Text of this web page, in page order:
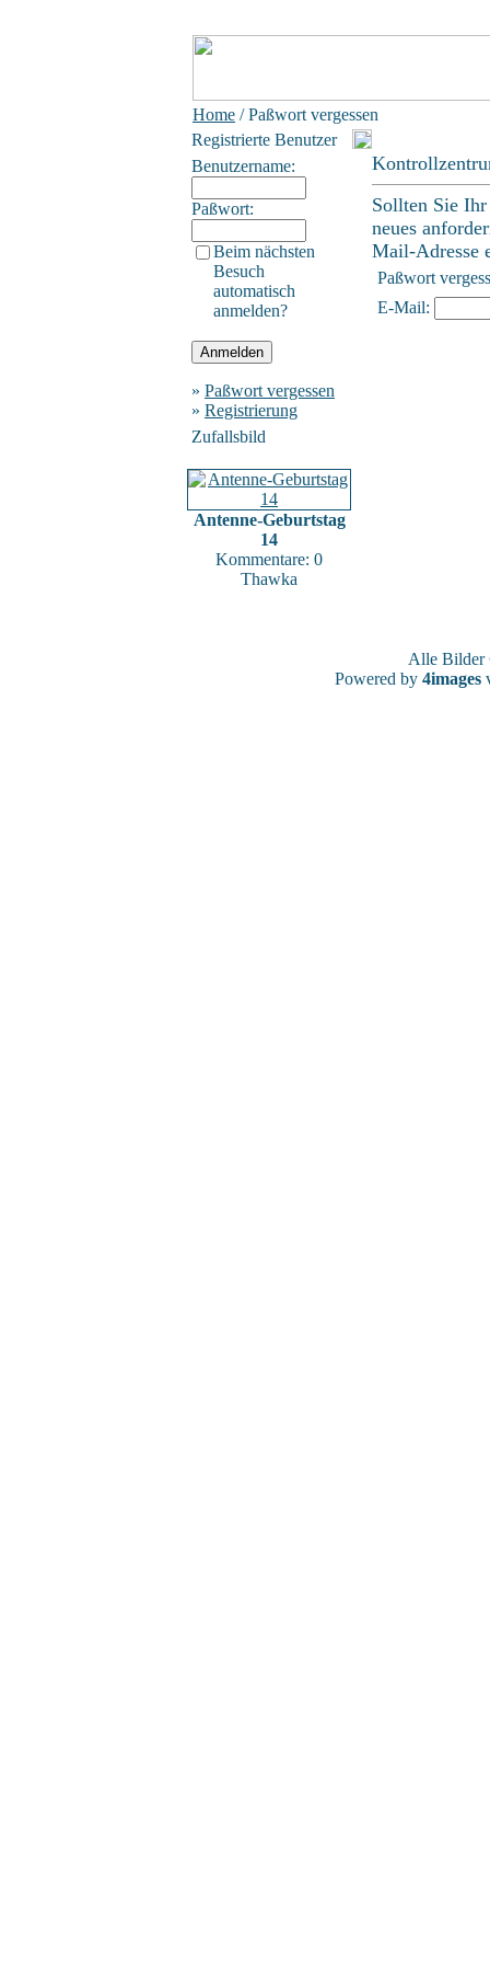
Home / Paßwort vergessen
Registrierte Benutzer
Benutzername:
Paßwort:
Beim nächsten
Besuch
automatisch
anmelden?
» Paßwort vergessen
» Registrierung
Zufallsbild
Antenne-Geburtstag
14
Kommentare: 0
Thawka
Sollten Sie
neues
Mail-Adresse
Paßwort
E-Mail:
Alle
Powered by 4images